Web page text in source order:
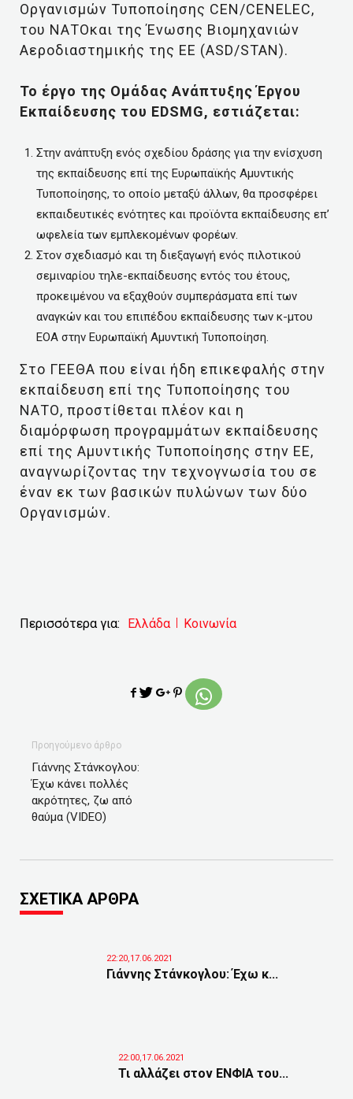
Οργανισμών Τυποποίησης CEN/CENELEC,
του ΝΑΤΟκαι της Ένωσης Βιομηχανιών
Αεροδιαστημικής της ΕΕ (ASD/STAN).
Το έργο της Ομάδας Ανάπτυξης Έργου
Εκπαίδευσης του EDSMG, εστιάζεται:
Στην ανάπτυξη ενός σχεδίου δράσης για την ενίσχυση
της εκπαίδευσης επί της Ευρωπαϊκής Αμυντικής
Τυποποίησης, το οποίο μεταξύ άλλων, θα προσφέρει
εκπαιδευτικές ενότητες και προϊόντα εκπαίδευσης επ’
ωφελεία των εμπλεκομένων φορέων.
Στον σχεδιασμό και τη διεξαγωγή ενός πιλοτικού
σεμιναρίου τηλε-εκπαίδευσης εντός του έτους,
προκειμένου να εξαχθούν συμπεράσματα επί των
αναγκών και του επιπέδου εκπαίδευσης των κ-μτου
ΕΟΑ στην Ευρωπαϊκή Αμυντική Τυποποίηση.
Στο ΓΕΕΘΑ που είναι ήδη επικεφαλής στην
εκπαίδευση επί της Τυποποίησης του
ΝΑΤΟ, προστίθεται πλέον και η
διαμόρφωση προγραμμάτων εκπαίδευσης
επί της Αμυντικής Τυποποίησης στην ΕΕ,
αναγνωρίζοντας την τεχνογνωσία του σε
έναν εκ των βασικών πυλώνων των δύο
Οργανισμών.
Περισσότερα για: Ελλάδα Κοινωνία
Προηγούμενο άρθρο
Γιάννης Στάνκογλου:
Έχω κάνει πολλές
ακρότητες, ζω από
θαύμα (VIDEO)
ΣΧΕΤΙΚΑ ΑΡΘΡΑ
22:20,17.06.2021
Γιάννης Στάνκογλου: Έχω κ...
22:00,17.06.2021
Τι αλλάζει στον ΕΝΦΙΑ του...